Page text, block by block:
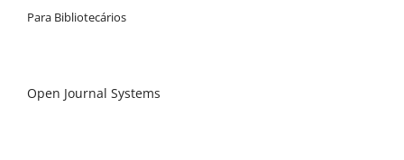
Para Bibliotecários
Open Journal Systems